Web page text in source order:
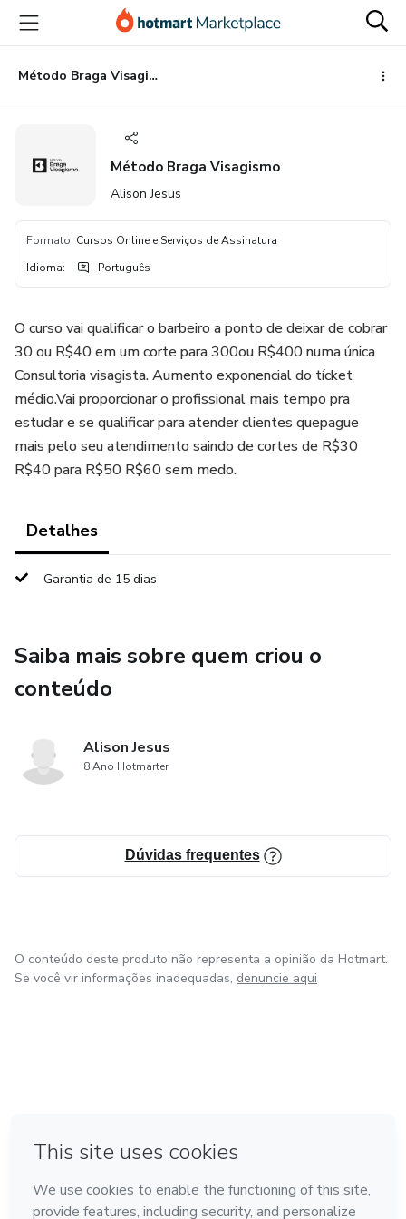
para
conteúdo
principal
para
pagamento
para
rodapé
Método Braga Visagismo
Método Braga Visagismo
Alison Jesus
Formato: Cursos Online e Serviços de Assinatura
Idioma: Português
O curso vai qualificar o barbeiro a ponto de deixar de cobrar
30 ou R$40 em um corte para 300ou R$400 numa única
Consultoria visagista. Aumento exponencial do tícket
médio.Vai proporcionar o profissional mais tempo pra
estudar e se qualificar para atender clientes quepague
mais pelo seu atendimento saindo de cortes de R$30
R$40 para R$50 R$60 sem medo.
Detalhes
Garantia de 15 dias
Saiba mais sobre quem criou o
conteúdo
Alison Jesus
8 Ano Hotmarter
Dúvidas frequentes
O conteúdo deste produto não representa a opinião da Hotmart.
Se você vir informações inadequadas, denuncie aqui
Feito com ❤ na Cidade do México